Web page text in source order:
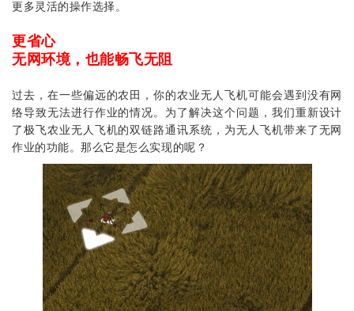
更多灵活的操作选择。
更省心
无网环境，也能畅飞无阻
过去，在一些偏远的农田，你的农业无人飞机可能会遇到没有网
络导致无法进行作业的情况。为了解决这个问题，我们重新设计
了极飞农业无人飞机的双链路通讯系统，为无人飞机带来了无网
作业的功能。那么它是怎么实现的呢？